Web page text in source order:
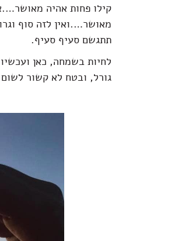
קילו פחות אהיה
מאושר….ואין לזה סוף
תתגשם סעיף סעיף.
לחיות בשמחה, כאן
גורל, ובטח לא קשור